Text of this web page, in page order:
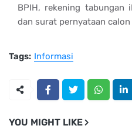
BPIH, rekening
dan surat pernyataan calon
Tags: Informasi
YOU MIGHT LIKE